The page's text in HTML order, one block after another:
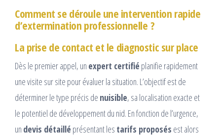
Comment se déroule une intervention rapide
d’extermination professionnelle ?
La prise de contact et le diagnostic sur place
Dès le premier appel, un expert certifié planifie rapidement
une visite sur site pour évaluer la situation. L’objectif est de
déterminer le type précis de nuisible, sa localisation exacte et
le potentiel de développement du nid. En fonction de l’urgence,
un devis détaillé présentant les tarifs proposés est alors